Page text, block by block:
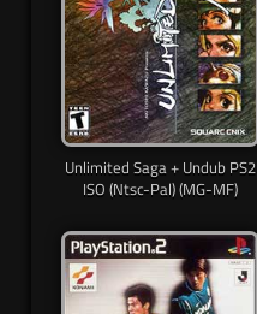
Unlimited Saga + Undub PS2
ISO (Ntsc-Pal) (MG-MF)